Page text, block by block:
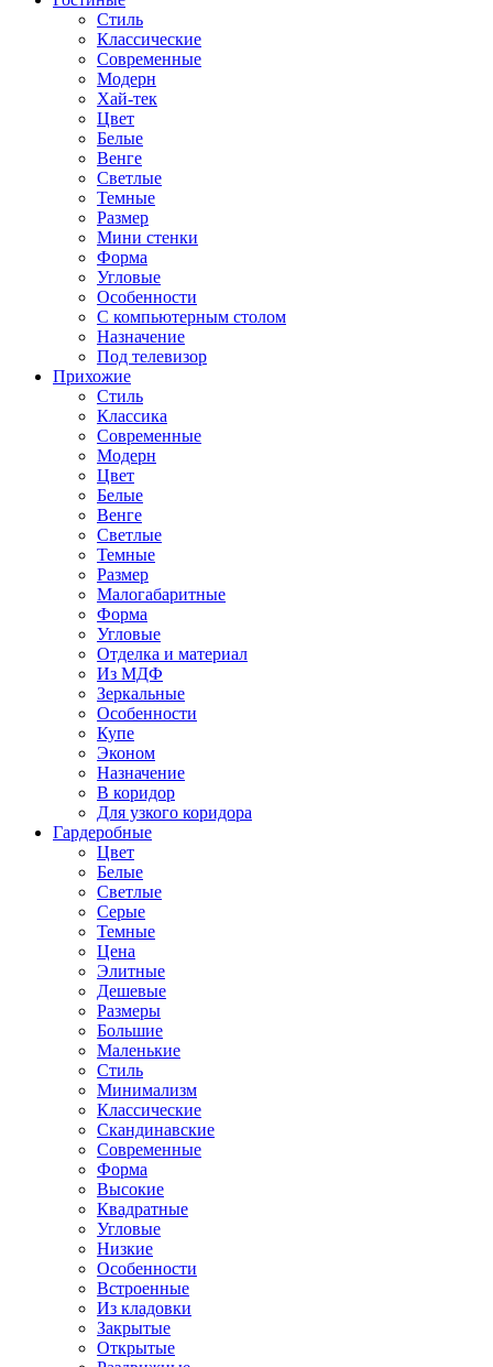
Стиль
Классические
Современные
Модерн
Хай-тек
Цвет
Белые
Венге
Светлые
Темные
Размер
Мини стенки
Форма
Угловые
Особенности
С компьютерным столом
Назначение
Под телевизор
Прихожие
Стиль
Классика
Современные
Модерн
Цвет
Белые
Венге
Светлые
Темные
Размер
Малогабаритные
Форма
Угловые
Отделка и материал
Из МДФ
Зеркальные
Особенности
Купе
Эконом
Назначение
В коридор
Для узкого коридора
Гардеробные
Цвет
Белые
Светлые
Серые
Темные
Цена
Элитные
Дешевые
Размеры
Большие
Маленькие
Стиль
Минимализм
Классические
Скандинавские
Современные
Форма
Высокие
Квадратные
Угловые
Низкие
Особенности
Встроенные
Из кладовки
Закрытые
Открытые